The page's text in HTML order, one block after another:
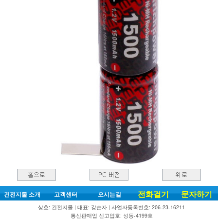
건전지몰 소개 고객센터 오시는길 전화걸기 문자하기
상호: 건전지몰 | 대표: 강순자 | 사업자등록번호: 206-23-16211
통신판매업 신고업호: 성동-4199호